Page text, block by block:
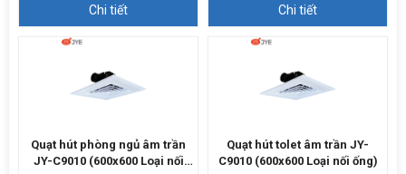
Chi tiết Chi tiết
Quạt hút phòng ngủ âm trần
JY-C9010 (600x600 Loại nối
Quạt hút tolet âm trần JY-
C9010 (600x600 Loại nối ống)